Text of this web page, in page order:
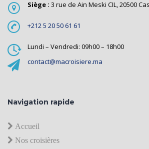
Siège : 3 rue de Ain Meski CIL, 20500
+212 5 20 50 61 61
Lundi – Vendredi: 09h00 – 18h00
contact@macroisiere.ma
Navigation rapide
Accueil
Nos croisières